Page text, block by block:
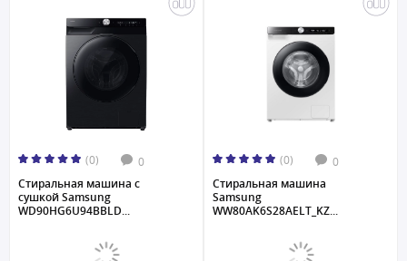
(0) 0
Стиральная машина с
сушкой Samsung
WD90HG6U94BBLD...
(0) 0
Стиральная машина
Samsung
WW80AK6S28AELT_KZ...